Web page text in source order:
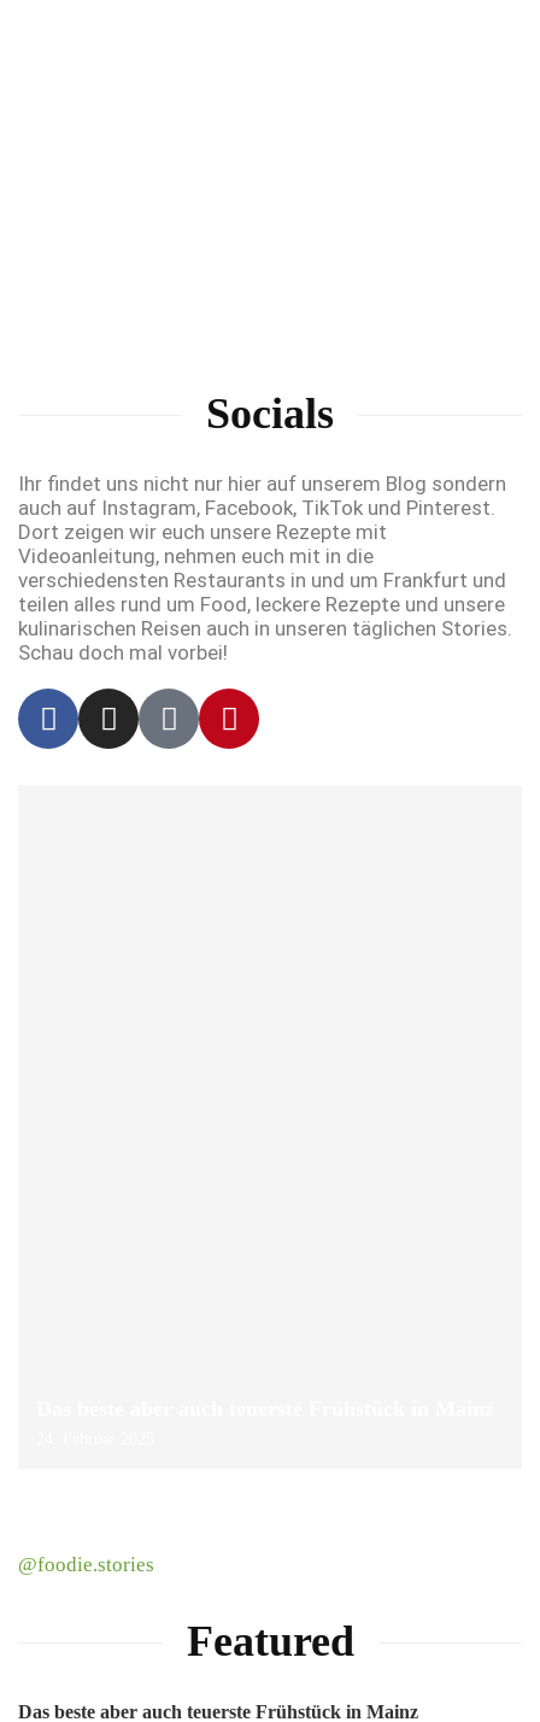
Socials
Ihr findet uns nicht nur hier auf unserem Blog sondern
auch auf Instagram, Facebook, TikTok und Pinterest.
Dort zeigen wir euch unsere Rezepte mit
Videoanleitung, nehmen euch mit in die
verschiedensten Restaurants in und um Frankfurt und
teilen alles rund um Food, leckere Rezepte und unsere
kulinarischen Reisen auch in unseren täglichen Stories.
Schau doch mal vorbei!
@foodie.stories
Featured
Das beste aber auch teuerste Frühstück in Mainz